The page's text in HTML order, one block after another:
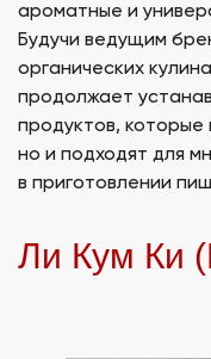
ароматные и
Будучи ведущим
органических
продолжает
продуктов, которые
но и подходят для
в приготовлении
Ли Кум Ки